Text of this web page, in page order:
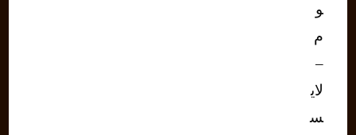
و
م
–
لاي
س